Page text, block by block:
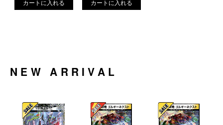
NEW ARRIVAL